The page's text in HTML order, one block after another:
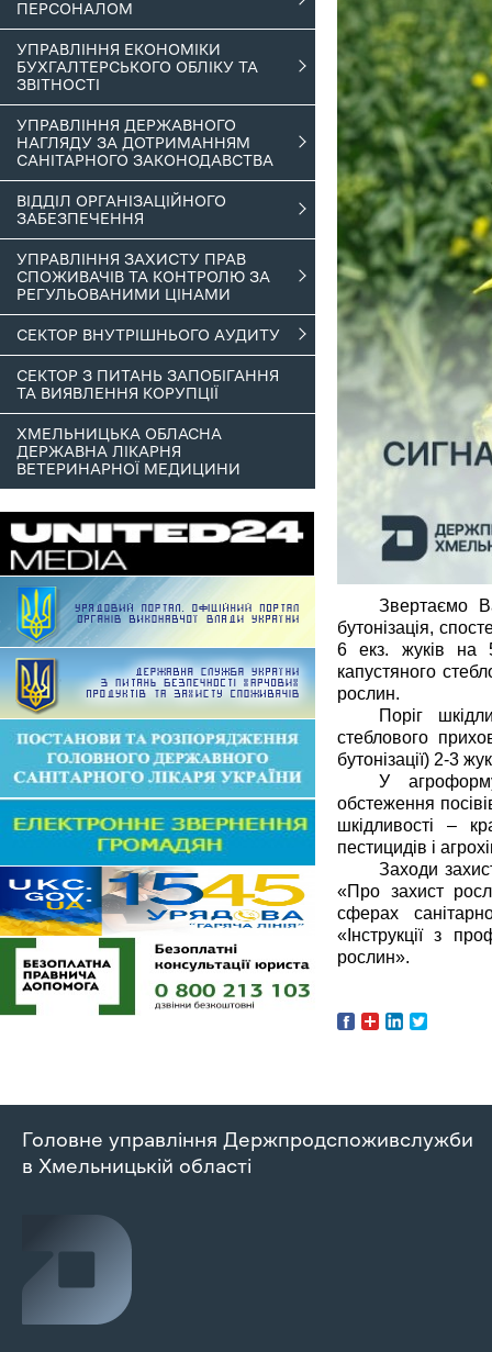
ПЕРСОНАЛОМ
УПРАВЛІННЯ ЕКОНОМІКИ
БУХГАЛТЕРСЬКОГО ОБЛІКУ ТА
ЗВІТНОСТІ
УПРАВЛІННЯ ДЕРЖАВНОГО
НАГЛЯДУ ЗА ДОТРИМАННЯМ
САНІТАРНОГО ЗАКОНОДАВСТВА
ВІДДІЛ ОРГАНІЗАЦІЙНОГО
ЗАБЕЗПЕЧЕННЯ
УПРАВЛІННЯ ЗАХИСТУ ПРАВ
СПОЖИВАЧІВ ТА КОНТРОЛЮ ЗА
РЕГУЛЬОВАНИМИ ЦІНАМИ
СЕКТОР ВНУТРІШНЬОГО АУДИТУ
СЕКТОР З ПИТАНЬ ЗАПОБІГАННЯ
ТА ВИЯВЛЕННЯ КОРУПЦІЇ
ХМЕЛЬНИЦЬКА ОБЛАСНА
ДЕРЖАВНА ЛІКАРНЯ
ВЕТЕРИНАРНОЇ МЕДИЦИНИ
Звертаємо
бутонізація,
6 екз. жуків на
капустяного
рослин.
Поріг
стеблового
бутонізації) 2-3
У
обстеження
шкідливості –
пестицидів і
Заходи
«Про захист
сферах
«Інструкції з
рослин».
Головне управління Держпродспоживслужби
в Хмельницькій області